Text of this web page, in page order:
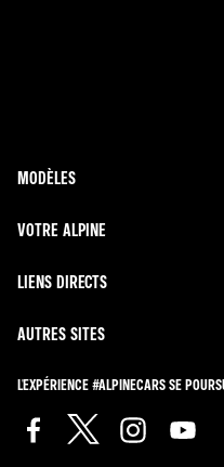
MODÈLES
VOTRE ALPINE
LIENS DIRECTS
AUTRES SITES
L'EXPÉRIENCE #ALPINECARS SE